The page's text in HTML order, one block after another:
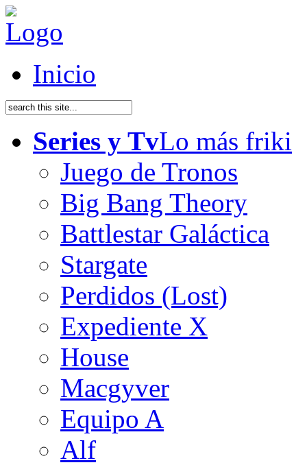
Inicio
Series y TvLo más friki
Juego de Tronos
Big Bang Theory
Battlestar Galáctica
Stargate
Perdidos (Lost)
Expediente X
House
Macgyver
Equipo A
Alf